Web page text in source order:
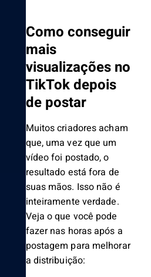
Como conseguir
mais
visualizações no
TikTok depois
de postar
Muitos criadores acham
que, uma vez que um
vídeo foi postado, o
resultado está fora de
suas mãos. Isso não é
inteiramente verdade.
Veja o que você pode
fazer nas horas após a
postagem para melhorar
a distribuição: